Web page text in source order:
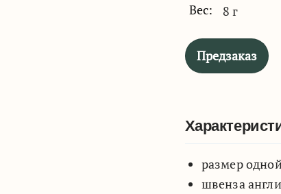
Вес: 8 г
Предзаказ
размер
швенза